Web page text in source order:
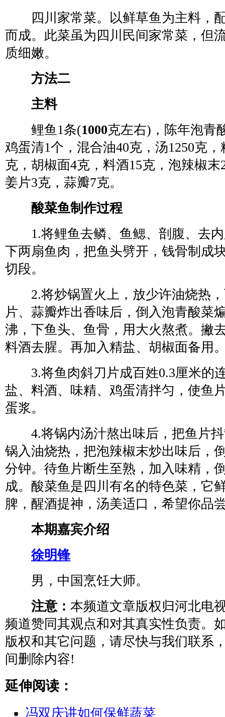
四川家常菜。以鲜草鱼为主料，
而成。此菜虽为四川民间家常菜，但
质细嫩。
方法二
主料
鲤鱼1条(1000克左右)，陈年泡青
鸡蛋清1个，混合油40克，汤1250克
克，胡椒面4克，料酒15克，泡辣椒末
姜片3克，蒜瓣7克。
酸菜鱼制作过程
1.将鲤鱼去鳞、鱼鳃、剖腹、去内
下两扇鱼肉，把鱼头劈开，钱骨制成
切段。
2.将炒锅置火上，放少许油烧热，
片、蒜瓣炸出香味后，倒入泡青酸菜
沸，下鱼头、鱼骨，用大火熬煮。撇
料酒去腥。再加入精盐、胡椒面备用
3.将鱼肉斜刀片成百姓0.3厘米的
盐、料酒、味精、鸡蛋清拌匀，使鱼
蛋浆。
4.将锅内汤汁熬出味后，把鱼片抖
锅入油烧热，把泡辣椒末炒出味后，
分钟。待鱼片断生至熟，加入味精，
成。酸菜鱼是四川有名的特色菜，它
脾，醒酒提神，汤美适口，希望你品
本期嘉宾介绍
徐明锋
男，中国烹饪大师。
注意： 本频道文章版权归河北电
频道赞同其观点和对其真实性负责。
版权和其它问题，请尽快与我们联系
间删除内容!
延伸阅读：
冯双庆讲如何保鲜蔬菜